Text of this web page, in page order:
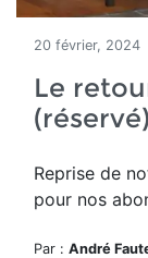
20 février, 2024
Le
(réservé)
Reprise de
pour nos
Par : André